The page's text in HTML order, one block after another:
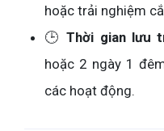
hoặc trải nghiệm
🕒Thời gian lưu
hoặc 2 ngày 1
các hoạt động.